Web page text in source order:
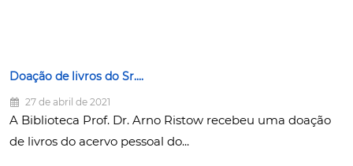
Doação de livros do Sr....
27 de abril de 2021
A Biblioteca Prof. Dr. Arno Ristow recebeu uma doação
de livros do acervo pessoal do...